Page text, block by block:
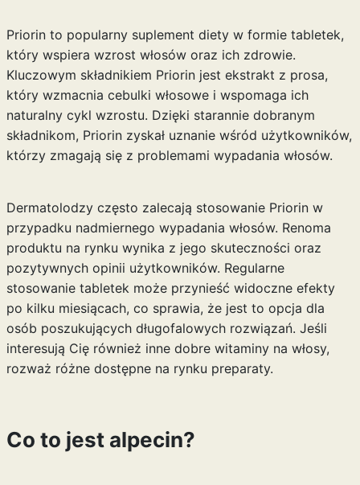
Priorin to popularny suplement diety w formie tabletek,
który wspiera wzrost włosów oraz ich zdrowie.
Kluczowym składnikiem Priorin jest ekstrakt z prosa,
który wzmacnia cebulki włosowe i wspomaga ich
naturalny cykl wzrostu. Dzięki starannie dobranym
składnikom, Priorin zyskał uznanie wśród użytkowników,
którzy zmagają się z problemami wypadania włosów.
Dermatolodzy często zalecają stosowanie Priorin w
przypadku nadmiernego wypadania włosów. Renoma
produktu na rynku wynika z jego skuteczności oraz
pozytywnych opinii użytkowników. Regularne
stosowanie tabletek może przynieść widoczne efekty
po kilku miesiącach, co sprawia, że jest to opcja dla
osób poszukujących długofalowych rozwiązań. Jeśli
interesują Cię również inne dobre witaminy na włosy,
rozważ różne dostępne na rynku preparaty.
Co to jest alpecin?